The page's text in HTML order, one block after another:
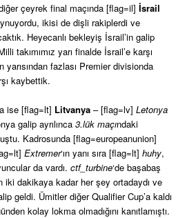
çeyrek final maçında [flag=il]İsrail
ikisi de dişli rakiplerdi ve
Heyecanlı bekleyiş İsrail’in galip
takımımız yarı finalde İsrail’e karşı
yarısından fazlası Premier divisionda
kaybettik.
ise [flag=lt] Litvanya – [flag=lv]Letonya
galip ayrılınca3.lük maçındaki
Kadrosunda [flag=europeanunion]
Extremer‘ın yanı sıra [flag=lt]huhy,
da vardı.ctf_turbine‘de başabaş
iki dakikaya kadar her şey ortadaydı ve
geldi. Ümitler diğer Qualifier Cup’a kaldı
kolay lokma olmadığını kanıtlamıştı.